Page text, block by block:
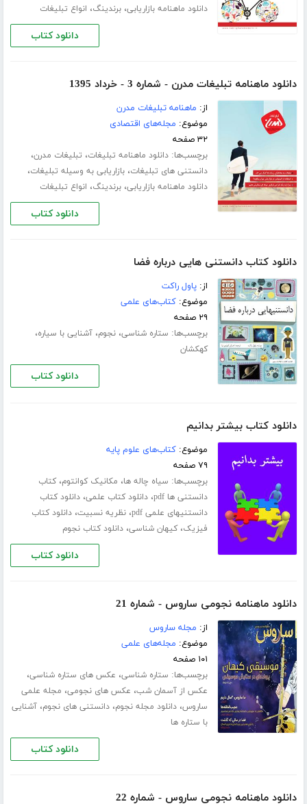
دانلود ماهنامه بازاریابی،برندینگ، انواع تبلیغات
دانلود کتاب
دانلود ماهنامه تبلیغات مدرن - شماره 3 - خرداد 1395
از: ماهنامه تبلیغات مدرن
موضوع: مجله‌های اقتصادی
۳۲ صفحه
برچسب‌ها:دانلود ماهنامه تبلیغات، تبلیغات مدرن،
دانستنی های تبلیغات،بازاریابی به وسیله تبلیغات،
دانلود ماهنامه بازاریابی،برندینگ، انواع تبلیغات
دانلود کتاب
دانلود کتاب دانستنی هایی درباره فضا
از:پاول راکت
موضوع:کتاب‌های علمی
۲۹ صفحه
برچسب‌ها: ستاره شناسی،نجوم،آشنایی با سیاره،
کهکشان
دانلود کتاب
دانلود کتاب بیشتر بدانیم
موضوع:کتاب‌های علوم پایه
۷۹ صفحه
برچسب‌ها: سیاه چاله ها، مکانیک کوانتوم،کتاب
دانستنی ها pdf
،دانلود کتاب علمی،دانلود کتاب
دانستنیهای علمی pdf
،نظریه نسبیت،دانلود کتاب
فیزیک،کیهان شناسی،دانلود کتاب نجوم
دانلود کتاب
دانلود ماهنامه نجومی ساروس - شماره 21
از: مجله ساروس
موضوع: مجله‌های علمی
۱۰۱ صفحه
برچسب‌ها: ستاره شناسی، عکس های ستاره شناسی،
عکس از آسمان شب، عکس های نجومی، مجله علمی
ساروس،دانلود مجله نجوم،دانستنی های نجوم،آشنایی
با ستاره ها
دانلود کتاب
دانلود ماهنامه نجومی ساروس - شماره 22